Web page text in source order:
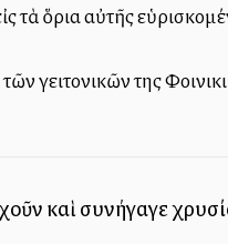
τὰ ὅρια αὐτῆς
γειτονικῶν της
καὶ συνήγαγε